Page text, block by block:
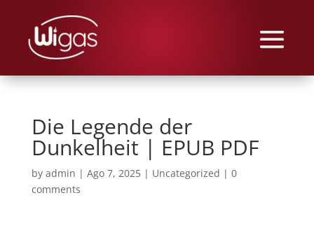
Die Legende der
Dunkelheit | EPUB PDF
by admin | Ago 7, 2025| Uncategorized | 0
comments